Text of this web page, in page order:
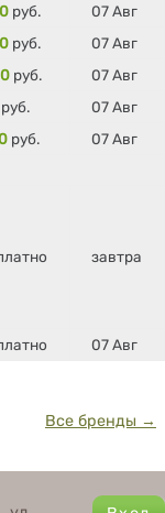
руб.
07 Авг
руб.
07 Авг
руб.
07 Авг
руб.
07 Авг
руб. 07 Авг
завтра
07 Авг
Все бренды →